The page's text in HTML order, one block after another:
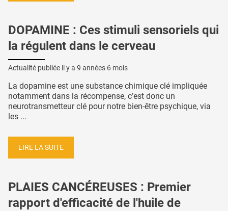
DOPAMINE : Ces stimuli sensoriels qui
la régulent dans le cerveau
Actualité publiée il y a 9 années 6 mois
La dopamine est une substance chimique clé impliquée
notamment dans la récompense, c’est donc un
neurotransmetteur clé pour notre bien-être psychique, via
les ...
LIRE LA SUITE
PLAIES CANCÉREUSES : Premier
rapport d'efficacité de l'huile de